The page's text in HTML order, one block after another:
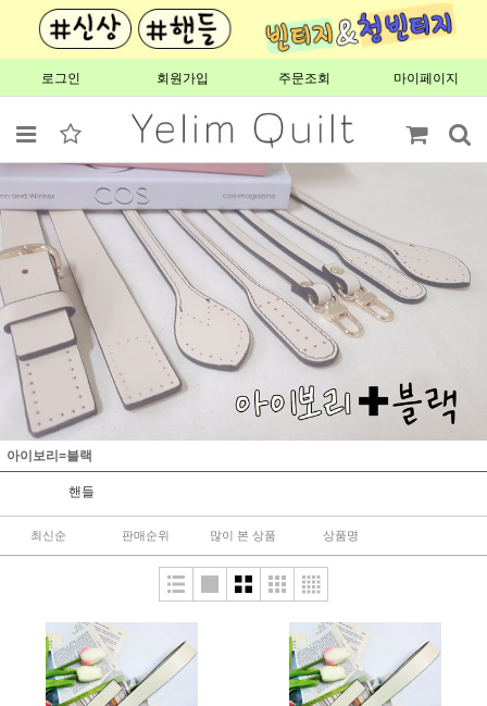
로그인 회원가입 주문조회 마이페이지
아이보리=블랙
핸들
최신순 판매순위 많이 본 상품 상품명